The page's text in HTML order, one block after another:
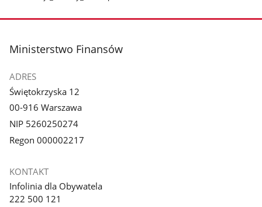
stopka
Ministerstwo Finansów
ADRES
Świętokrzyska 12
00-916 Warszawa
NIP 5260250274
Regon 000002217
KONTAKT
Infolinia dla Obywatela
222 500 121